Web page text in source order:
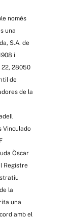
només
una
S.A. de
i
22, 28050
de
de la
Vinculado
Òscar
Registre
la
una
amb el